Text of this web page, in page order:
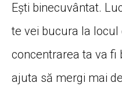
Ești binecuvântat.
te vei bucura la locul
concentrarea ta va fi
ajuta să mergi mai